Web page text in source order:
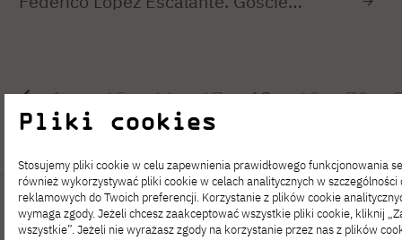
1 … 65 66 67 68 69 70
Pliki cookies
Stosujemy pliki cookie w celu zapewnienia prawidłowego funkcjonowania
również wykorzystywać pliki cookie w celach analitycznych w
reklamowych do Twoich preferencji. Korzystanie z plików cookie
wymaga zgody. Jeżeli chcesz zaakceptować wszystkie pliki cookie, kliknij
wszystkie”. Jeżeli nie wyrażasz zgody na korzystanie przez nas z plików